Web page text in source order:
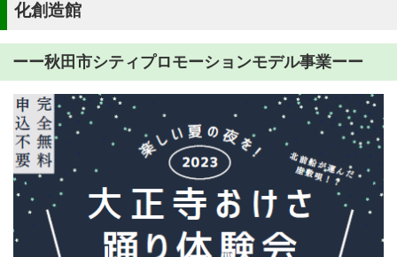
化創造館
ーー秋田市シティプロモーションモデル事業ーー